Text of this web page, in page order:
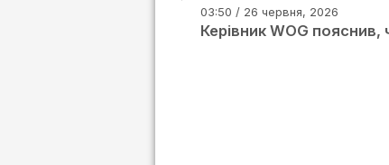
03:50 / 26 червня, 2026
Керівник WOG